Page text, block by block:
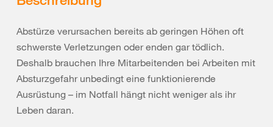
Abstürze verursachen bereits ab geringen Höhen oft
schwerste Verletzungen oder enden gar tödlich.
Deshalb brauchen Ihre Mitarbeitenden bei Arbeiten mit
Absturzgefahr unbedingt eine funktionierende
Ausrüstung – im Notfall hängt nicht weniger als ihr
Leben daran.